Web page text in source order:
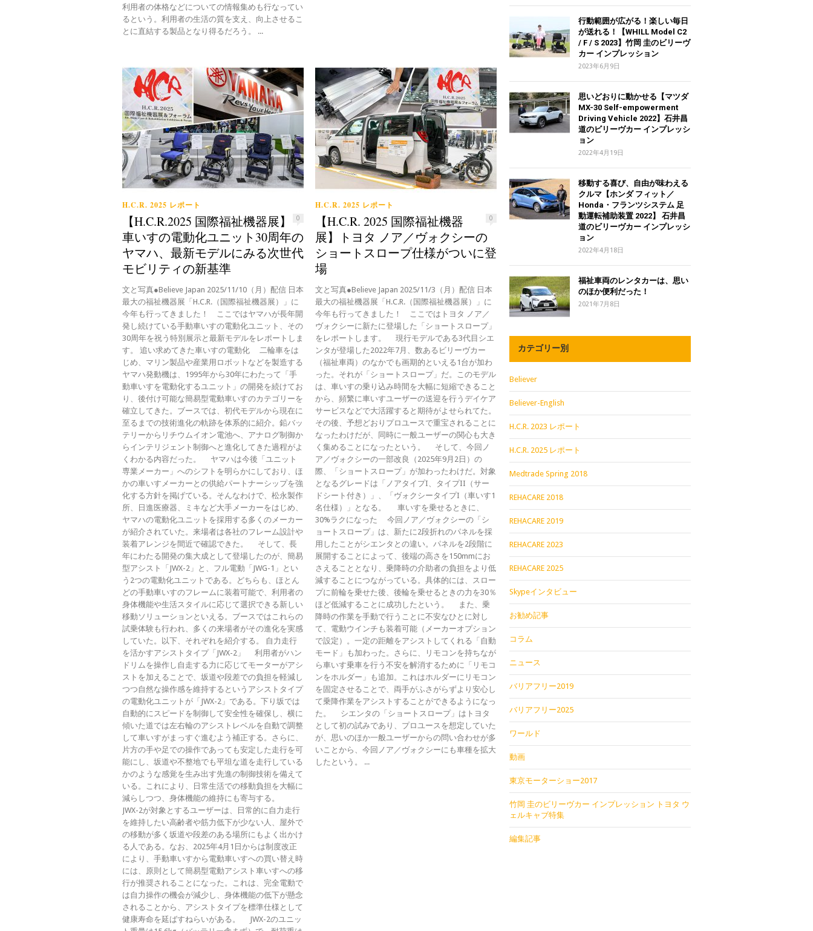
利用者の体格などについての情報集めも行なってい
るという。利用者の生活の質を支え、向上させるこ
とに直結する製品となり得るだろう。 ...
H.C.R. 2025 レポート
0
【H.C.R.2025 国際福祉機器展】
車いすの電動化ユニット30周年の
ヤマハ、最新モデルにみる次世代
モビリティの新基準
文と写真●Believe Japan 2025/11/10（月）配信 日本
最大の福祉機器展「H.C.R.（国際福祉機器展）」に
今年も行ってきました！ ここではヤマハが長年開
発し続けている手動車いすの電動化ユニット、その
30周年を祝う特別展示と最新モデルをレポートしま
す。 追い求めてきた車いすの電動化 二輪車をは
じめ、マリン製品や産業用ロボットなどを製造する
ヤマハ発動機は、1995年から30年にわたって「手
動車いすを電動化するユニット」の開発を続けてお
り、後付け可能な簡易型電動車いすのカテゴリーを
確立してきた。ブースでは、初代モデルから現在に
至るまでの技術進化の軌跡を体系的に紹介。鉛バッ
テリーからリチウムイオン電池へ、アナログ制御か
らインテリジェント制御へと進化してきた過程がよ
くわかる内容だった。 ヤマハは今後「ユニット
専業メーカー」へのシフトを明らかにしており、ほ
かの車いすメーカーとの供給パートナーシップを強
化する方針を掲げている。そんなわけで、松永製作
所、日進医療器、ミキなど大手メーカーをはじめ、
ヤマハの電動化ユニットを採用する多くのメーカー
が紹介されていた。来場者は各社のフレーム設計や
装着アレンジを間近で確認できた。 そして、長
年にわたる開発の集大成として登場したのが、簡易
型アシスト「JWX-2」と、フル電動「JWG-1」とい
う2つの電動化ユニットである。どちらも、ほとん
どの手動車いすのフレームに装着可能で、利用者の
身体機能や生活スタイルに応じて選択できる新しい
移動ソリューションといえる。ブースではこれらの
試乗体験も行われ、多くの来場者がその進化を実感
していた。以下、それぞれを紹介する。 自力走行
を活かすアシストタイプ「JWX-2」 利用者がハン
ドリムを操作し自走する力に応じてモーターがアシ
ストを加えることで、坂道や段差での負担を軽減し
つつ自然な操作感を維持するというアシストタイプ
の電動化ユニットが「JWX-2」である。下り坂では
自動的にスピードを制御して安全性を確保し、横に
傾いた道では左右輪のアシストレベルを自動で調整
して車いすがまっすぐ進むよう補正する。さらに、
片方の手や足での操作であっても安定した走行を可
能にし、坂道や不整地でも平坦な道を走行している
かのような感覚を生み出す先進の制御技術を備えて
いる。これにより、日常生活での移動負担を大幅に
減らしつつ、身体機能の維持にも寄与する。
JWX-2が対象とするユーザーは、日常的に自力走行
を維持したい高齢者や筋力低下が少ない人、屋外で
の移動が多く坂道や段差のある場所にもよく出かけ
る人である。なお、2025年4月1日からは制度改正
により、手動車いすから電動車いすへの買い替え時
には、原則として簡易型電動アシスト車いすへの移
行が推奨されることになった。これは、完全電動で
は自力操作の機会が減少し、身体機能の低下が懸念
されることから、アシストタイプを標準仕様として
健康寿命を延ばすねらいがある。 JWX-2のユニッ
H.C.R. 2025 レポート
0
【H.C.R. 2025 国際福祉機器
展】トヨタ ノア／ヴォクシーの
ショートスロープ仕様がついに登
場
文と写真●Believe Japan 2025/11/3（月）配信 日本
最大の福祉機器展「H.C.R.（国際福祉機器展）」に
今年も行ってきました！ ここではトヨタ ノア／
ヴォクシーに新たに登場した「ショートスロープ」
をレポートします。 現行モデルである3代目シエ
ンタが登場した2022年7月、数あるビリーヴカー
（福祉車両）のなかでも画期的といえる1台が加わ
った。それが「ショートスロープ」だ。このモデル
は、車いすの乗り込み時間を大幅に短縮できること
から、頻繁に車いすユーザーの送迎を行うデイケア
サービスなどで大活躍すると期待がよせられてた。
その後、予想どおりプロユースで重宝されることに
なったわけだが、同時に一般ユーザーの関心も大き
く集めることになったという。 そして、今回ノ
ア／ヴォクシーの一部改良（2025年9月2日）の
際、「ショートスロープ」が加わったわけだ。対象
となるグレードは「ノアタイプI、タイプII（サー
ドシート付き）」、「ヴォクシータイプI（車いす1
名仕様）」となる。 車いすを乗せるときに、
30%ラクになった 今回ノア／ヴォクシーの「シ
ョートスロープ」は、新たに2段折れのパネルを採
用したことがシエンタとの違い。パネルを2段階に
展開することによって、後端の高さを150mmにお
さえることとなり、乗降時の介助者の負担をより低
減することにつながっている。具体的には、スロー
プに前輪を乗せた後、後輪を乗せるときの力を30％
ほど低減することに成功したという。 また、乗
降時の作業を手動で行うことに不安なひとに対し
て、電動ウインチも装着可能（メーカーオプション
で設定）。一定の距離をアシストしてくれる「自動
モード」も加わった。さらに、リモコンを持ちなが
ら車いす乗車を行う不安を解消するために「リモコ
ンをホルダー」も追加。これはホルダーにリモコン
を固定させることで、両手がふさがらずより安心し
て乗降作業をアシストすることができるようになっ
た。 シエンタの「ショートスロープ」はトヨタ
として初の試みであり、プロユースを想定していた
が、思いのほか一般ユーザーからの問い合わせが多
いことから、今回ノア／ヴォクシーにも車種を拡大
したという。 ...
行動範囲が広がる！楽しい毎日
が送れる！【WHILL Model C2
/ F / S 2023】竹岡 圭のビリーヴ
カー インプレッション
2023年6月9日
思いどおりに動かせる【マツダ
MX-30 Self-empowerment
Driving Vehicle 2022】石井昌
道のビリーヴカー インプレッシ
ョン
2022年4月19日
移動する喜び、自由が味わえる
クルマ【ホンダ フィット／
Honda・フランツシステム 足
動運転補助装置 2022】 石井昌
道のビリーヴカー インプレッシ
ョン
2022年4月18日
福祉車両のレンタカーは、思い
のほか便利だった！
2021年7月8日
カテゴリー別
Believer
Believer-English
H.C.R. 2023 レポート
H.C.R. 2025 レポート
Medtrade Spring 2018
REHACARE 2018
REHACARE 2019
REHACARE 2023
REHACARE 2025
Skypeインタビュー
お勧め記事
コラム
ニュース
バリアフリー2019
バリアフリー2025
ワールド
動画
東京モーターショー2017
竹岡 圭のビリーヴカー インプレッション トヨタ ウ
ェルキャブ特集
編集記事